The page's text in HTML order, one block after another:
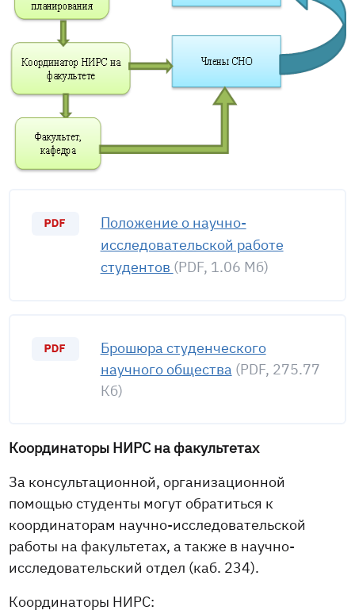
Положение о научно-
исследовательской работе
студентов (PDF, 1.06 Мб)
Брошюра студенческого
научного общества (PDF, 275.77
Кб)
Координаторы НИРС на факультетах
За консультационной, организационной
помощью студенты могут обратиться к
координаторам научно-исследовательской
работы на факультетах, а также в научно-
исследовательский отдел (каб. 234).
Координаторы НИРС: